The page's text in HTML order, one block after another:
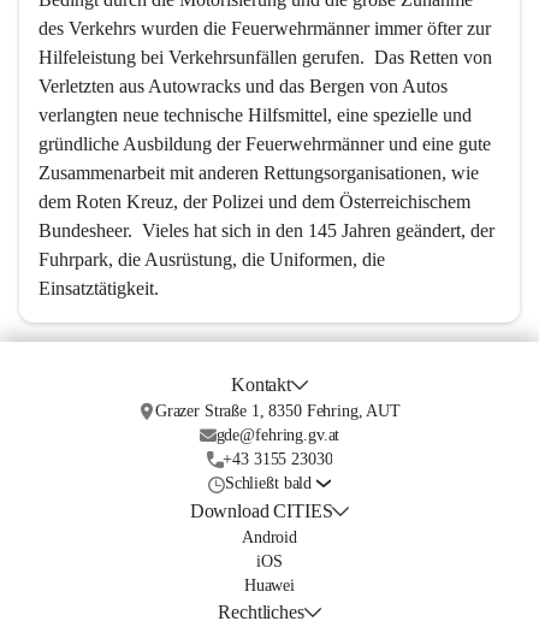
des Verkehrs wurden die Feuerwehrmänner immer öfter zur
Hilfeleistung bei Verkehrsunfällen gerufen.  Das Retten von
Verletzten aus Autowracks und das Bergen von Autos
verlangten neue technische Hilfsmittel, eine spezielle und
gründliche Ausbildung der Feuerwehrmänner und eine gute
Zusammenarbeit mit anderen Rettungsorganisationen, wie
dem Roten Kreuz, der Polizei und dem Österreichischem
Bundesheer.  Vieles hat sich in den 145 Jahren geändert, der
Fuhrpark, die Ausrüstung, die Uniformen, die
Einsatztätigkeit.
Kontakt
Grazer Straße 1, 8350 Fehring, AUT
gde@fehring.gv.at
+43 3155 23030
Schließt bald
Download CITIES
Android
iOS
Huawei
Rechtliches